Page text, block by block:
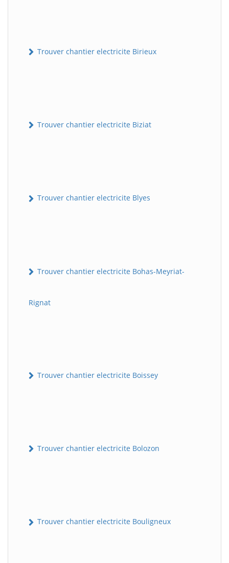
Trouver chantier electricite Birieux
Trouver chantier electricite Biziat
Trouver chantier electricite Blyes
Trouver chantier electricite Bohas-Meyriat-
Rignat
Trouver chantier electricite Boissey
Trouver chantier electricite Bolozon
Trouver chantier electricite Bouligneux